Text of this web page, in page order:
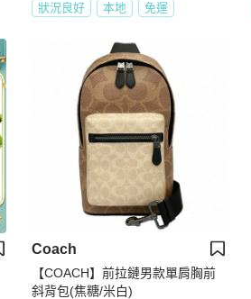
狀況良好 本地 免運
Coach
【COACH】前拉鏈男款單肩胸前
斜背包(焦糖/米白)